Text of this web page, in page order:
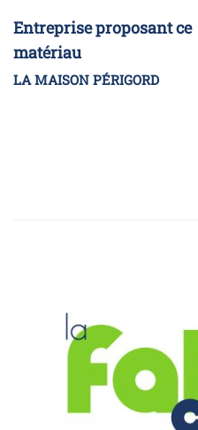
Entreprise proposant ce
matériau
LA MAISON PÉRIGORD